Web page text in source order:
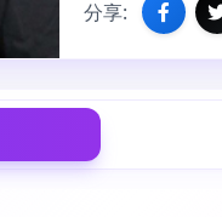
分享: